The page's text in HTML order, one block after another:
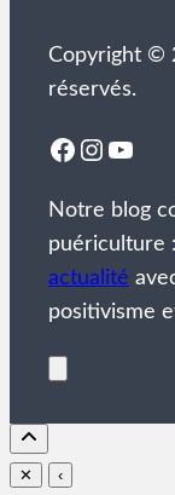
Copyright ©
réservés.
Facebook
Notre blog
puériculture :
actualité
positivisme
✕ ‹